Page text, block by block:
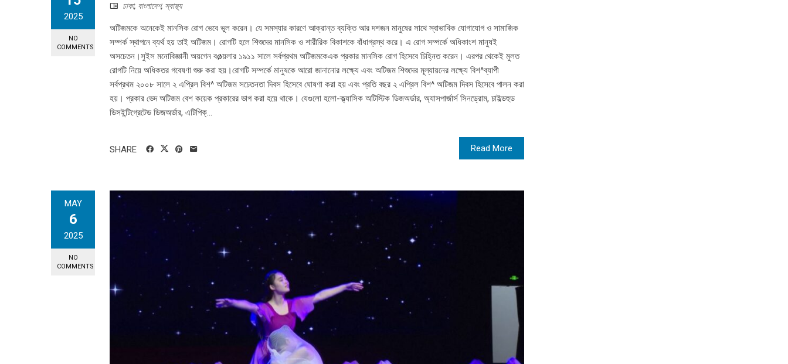
2025
NO
COMMENTS
ঢাকা, বাংলাদেশ, স্বাস্থ্য
অটিজমকে অনেকেই মানসিক রোগ ভেবে ভুল করেন। যে সমস্যার কারণে আক্রান্ত ব্যক্তি আর দশজন মানুষের সাথে স্বাভাবিক যোগাযোগ ও সামাজিক
সম্পর্ক স্থাপনে ব্যর্থ হয় তাই অটিজম। রোগটি হলে শিশুদের মানসিক ও শারীরিক বিকাশকে বাঁধাগ্রস্থ করে। এ রোগ সম্পর্কে অধিকাংশ মানুষই
অসচেতন।সুইস মনোবিজ্ঞানী অয়গেন বøয়লার ১৯১১ সালে সর্বপ্রথম অটিজমকেএক প্রকার মানসিক রোগ হিসেবে চিহ্নিত করেন। এরপর থেকেই মুলত
রোগটি নিয়ে অধিকতর গবেষণা শুরু করা হয়।রোগটি সম্পর্কে মানুষকে আরো জানানোর লক্ষ্যে এবং অটিজম শিশুদের মূল্যায়নের লক্ষ্যে বিশ^ব্যাপী
সর্বপ্রথম ২০০৮ সালে ২ এপ্রিল বিশ^ অটিজম সচেতনতা দিবস হিসেবে ঘোষণা করা হয় এবং প্রতি বছর ২ এপ্রিল বিশ^ অটিজম দিবস হিসেবে পালন করা
হয়। প্রকার ভেদ অটিজম বেশ কয়েক প্রকারের ভাগ করা হয়ে থাকে। যেগুলো হলো-ক্ল্যাসিক অটিস্টিক ডিজঅর্ডার, অ্যাসপার্জার্স সিনড্রোম, চাইল্ডহুড
ডিসইন্টিগ্রেটেড ডিজঅর্ডার, এটিপিক্...
Read More
SHARE
MAY
6
2025
NO
COMMENTS